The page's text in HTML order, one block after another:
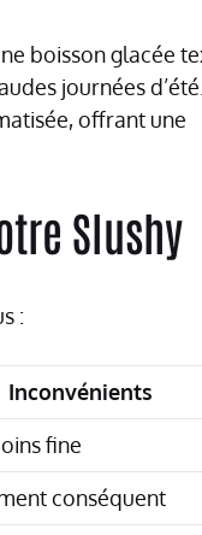
boisson glacée
journées
offrant une
Slushy
:
Inconvénients
fine
conséquent